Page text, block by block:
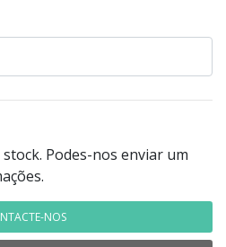
Podes-nos enviar um
NOS